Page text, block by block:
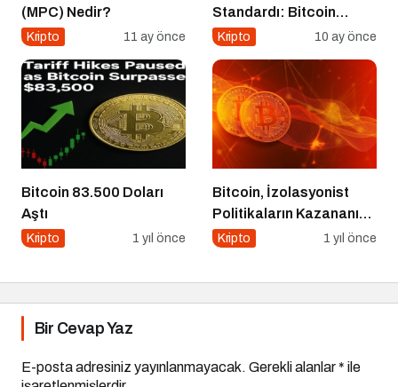
(MPC) Nedir?
Kripto 11 ay önce
Standardı: Bitcoin
Üzerindeki Deneysel
Kripto 10 ay önce
Bitcoin 83.500 Doları
Aştı
Kripto 1 yıl önce
Bitcoin, İzolasyonist
Politikaların Kazananı
Olabilir
Kripto 1 yıl önce
Bir Cevap Yaz
E-posta adresiniz yayınlanmayacak. Gerekli alanlar* ile